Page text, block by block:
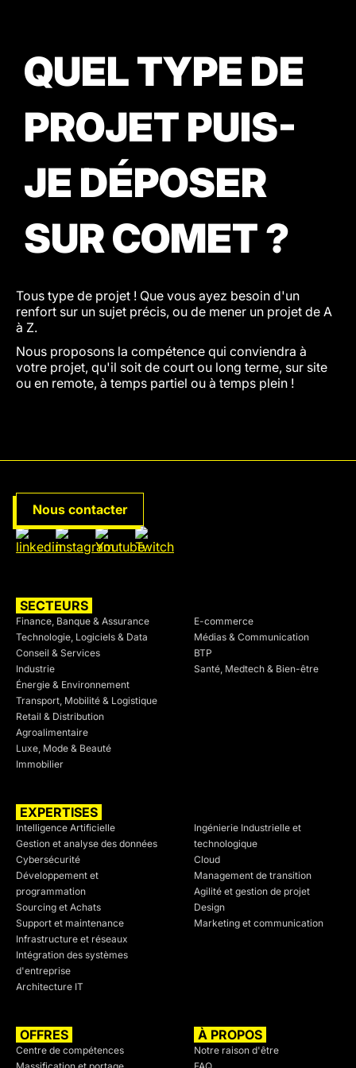
QUEL TYPE DE
PROJET PUIS-
JE DÉPOSER
SUR COMET ?
Tous type de projet ! Que vous ayez besoin d'un
renfort sur un sujet précis, ou de mener un projet de A
à Z.
Nous proposons la compétence qui conviendra à
votre projet, qu'il soit de court ou long terme, sur site
ou en remote, à temps partiel ou à temps plein !
SECTEURS
Finance, Banque & Assurance
Technologie, Logiciels & Data
Conseil & Services
Industrie
Énergie & Environnement
Transport, Mobilité & Logistique
Retail & Distribution
Agroalimentaire
Luxe, Mode & Beauté
Immobilier
E-commerce
Médias & Communication
BTP
Santé, Medtech & Bien-être
EXPERTISES
Intelligence Artificielle
Gestion et analyse des données
Cybersécurité
Développement et
programmation
Sourcing et Achats
Support et maintenance
Infrastructure et réseaux
Intégration des systèmes
d'entreprise
Architecture IT
Ingénierie Industrielle et
technologique
Cloud
Management de transition
Agilité et gestion de projet
Design
Marketing et communication
Nous contacter
OFFRES
Centre de compétences
À PROPOS
Notre raison d'être